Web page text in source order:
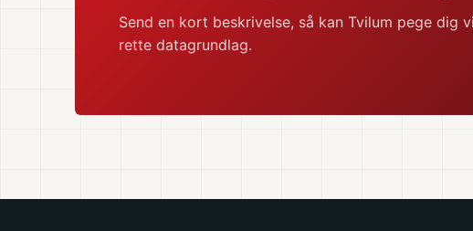
Send en kort beskrivelse, så kan Tvilum pege dig
rette datagrundlag.